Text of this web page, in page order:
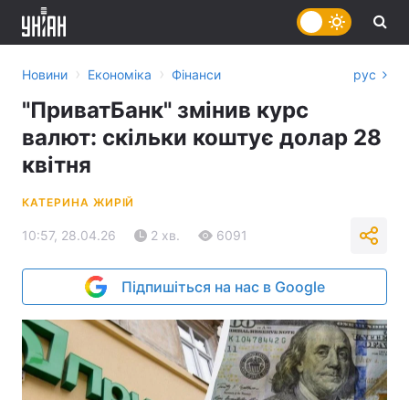
Новини › Економіка › Фінанси рус
"ПриватБанк" змінив курс
валют: скільки коштує долар 28
квітня
КАТЕРИНА ЖИРІЙ
10:57, 28.04.26 2 хв. 6091
Підпишіться на нас в Google